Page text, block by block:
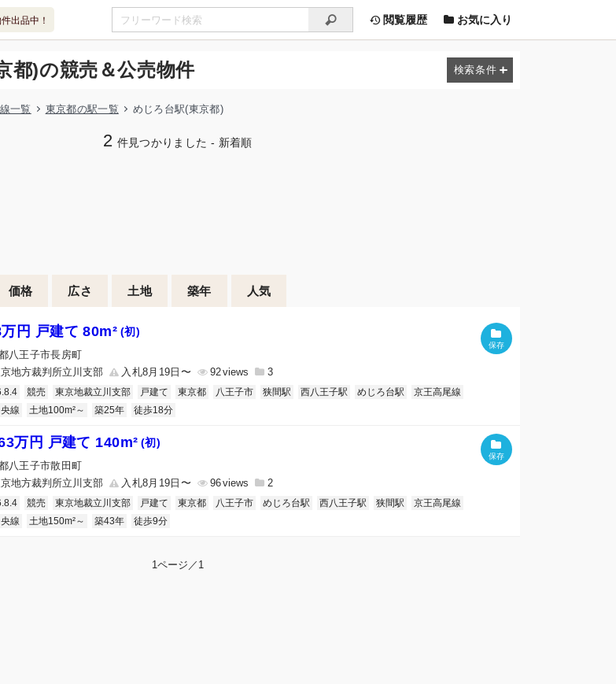
出品中！ 閲覧履歴 お気に入り
都)の競売＆公売物件
一覧 東京都の駅一覧 めじろ台駅(東京都)
2 件見つかりました - 新着順
価格 広さ 土地 築年 人気
円 戸建て 80m² (初)
八王子市長房町
地方裁判所立川支部
入札8月19日〜 92 3
競売 東京地裁立川支部 戸建て 東京都 八王子市 狭間駅 西八王子駅 めじろ台駅
京王高尾線
線
土地100m²～ 築25年 徒歩18分
万円 戸建て 140m² (初)
八王子市散田町
地方裁判所立川支部
入札8月19日〜 96 2
競売 東京地裁立川支部 戸建て 東京都 八王子市 めじろ台駅 西八王子駅 狭間駅
京王高尾線
線
土地150m²～ 築43年 徒歩9分
1ページ／1